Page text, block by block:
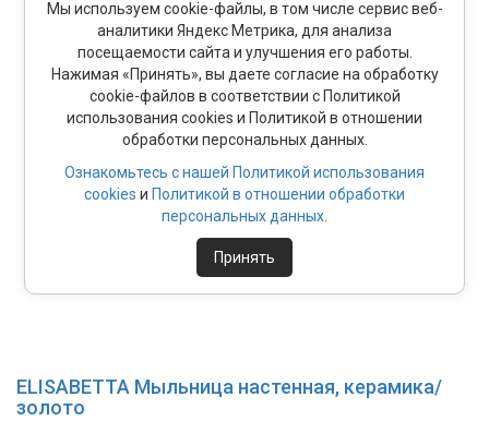
ELISABETTA Mыльница настенная, керамика/
золото
Мы используем cookie-файлы, в том числе сервис веб-
аналитики Яндекс Метрика, для анализа
посещаемости сайта и улучшения его работы.
Нажимая «Принять», вы даете согласие на обработку
cookie-файлов в соответствии с Политикой
использования cookies и Политикой в отношении
обработки персональных данных.
Ознакомьтесь с нашей Политикой использования
cookies и Политикой в отношении обработки
персональных данных.
Принять